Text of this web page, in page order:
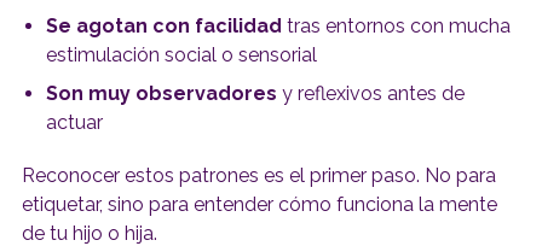
Se agotan con facilidad tras entornos con mucha
estimulación social o sensorial
Son muy observadores y reflexivos antes de
actuar
Reconocer estos patrones es el primer paso. No para
etiquetar, sino para entender cómo funciona la mente
de tu hijo o hija.